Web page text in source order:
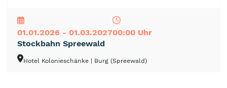
01.01.2026 - 01.03.202700:00 Uhr
Stockbahn Spreewald
Hotel Kolonieschänke | Burg (Spreewald)